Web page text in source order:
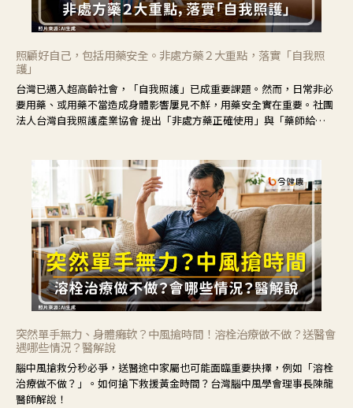
照顧好自己，包括用藥安全。非處方藥２大重點，落實「自我照
護」
台灣已邁入超高齡社會，「自我照護」已成重要課題。然而，日常非必
要用藥、或用藥不當造成身體影響屢見不鮮，用藥安全實在重要。社團
法人台灣自我照護產業協會 提出「非處方藥正確使用」與「藥師給
突然單手無力、身體癱軟？中風搶時間！溶栓治療做不做？送醫會
遇哪些情況？醫解說
腦中風搶救分秒必爭，送醫途中家屬也可能面臨重要抉擇，例如「溶栓
治療做不做？」。如何搶下救援黃金時間？台灣腦中風學會理事長陳龍
醫師解說！